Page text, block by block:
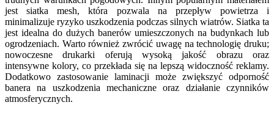
jest siatka mesh, która pozwala na przepływ powietrza i
minimalizuje ryzyko uszkodzenia podczas silnych wiatrów. Siatka ta
jest idealna do dużych banerów umieszczonych na budynkach lub
ogrodzeniach. Warto również zwrócić uwagę na technologię druku;
nowoczesne drukarki oferują wysoką jakość obrazu oraz
intensywne kolory, co przekłada się na lepszą widoczność reklamy.
Dodatkowo zastosowanie laminacji może zwiększyć odporność
banera na uszkodzenia mechaniczne oraz działanie czynników
atmosferycznych.